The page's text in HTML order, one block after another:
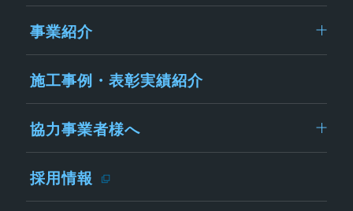
事業紹介
施工事例・表彰実績紹介
協力事業者様へ
採用情報